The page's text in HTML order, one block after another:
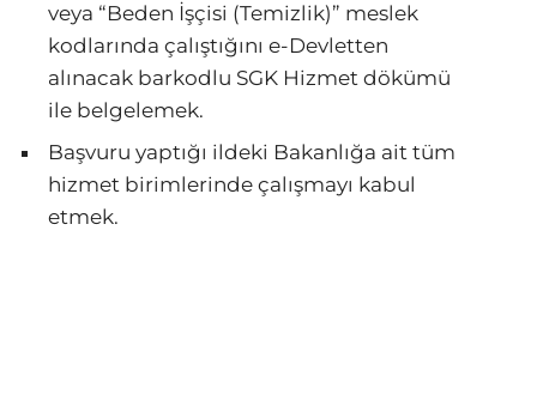
veya “Beden İşçisi (Temizlik)” meslek
kodlarında çalıştığını e-Devletten
alınacak barkodlu SGK Hizmet dökümü
ile belgelemek.
Başvuru yaptığı ildeki Bakanlığa ait tüm
hizmet birimlerinde çalışmayı kabul
etmek.